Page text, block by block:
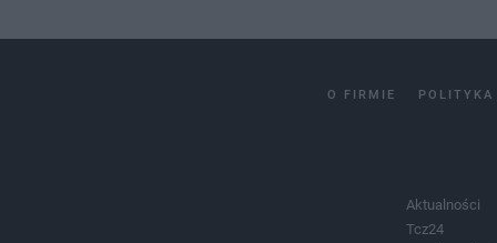
O FIRMIE POLITYKA
Aktualności
Tcz24